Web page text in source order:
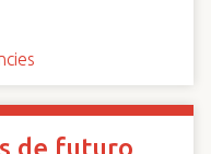
de futuro